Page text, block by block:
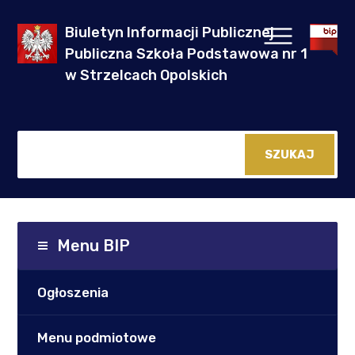
Biuletyn Informacji Publicznej
Publiczna Szkoła Podstawowa nr 1
w Strzelcach Opolskich
Menu BIP
Ogłoszenia
Menu podmiotowe